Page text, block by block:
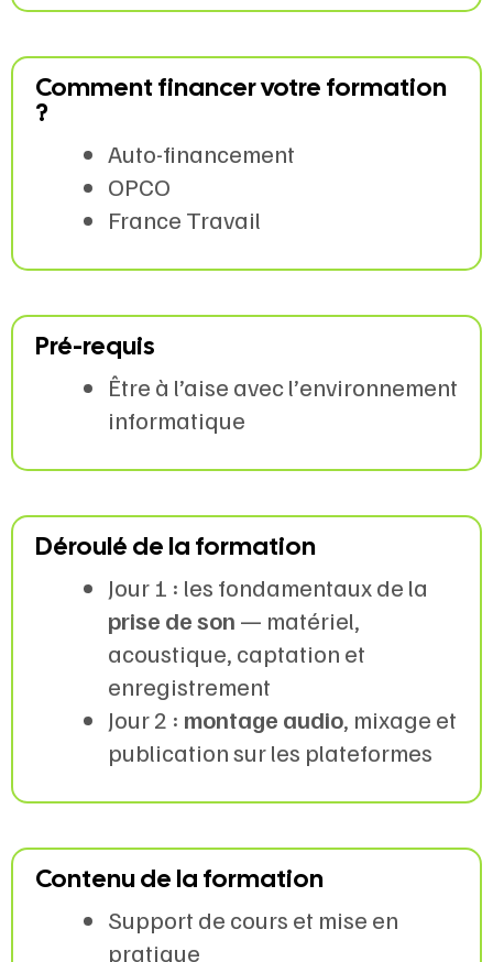
Comment financer votre formation
?
Auto-financement
OPCO
France Travail
Pré-requis
Être à l’aise avec l’environnement
informatique
Déroulé de la formation
Jour 1 : les fondamentaux de la
prise de son — matériel,
acoustique, captation et
enregistrement
Jour 2 : montage audio , mixage et
publication sur les plateformes
Contenu de la formation
Support de cours et mise en
pratique